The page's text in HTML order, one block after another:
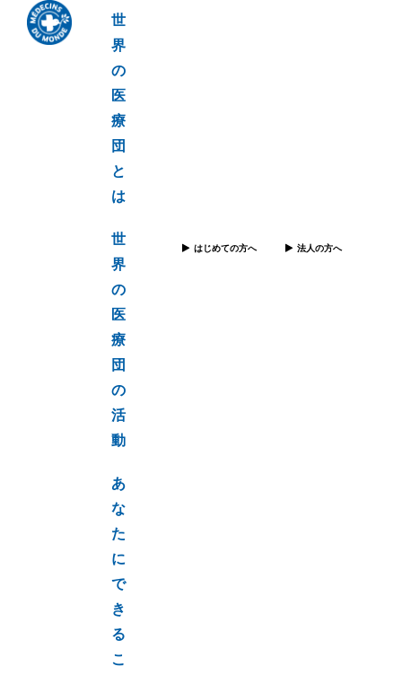
世
界
の
医
療
団
と
は
世
界
の
医
療
団
の
活
動
あ
な
た
に
で
き
る
こ
はじめての方へ 法人の方へ